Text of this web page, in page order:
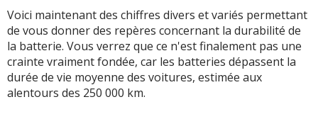
Voici maintenant des chiffres divers et variés permettant
de vous donner des repères concernant la durabilité de
la batterie. Vous verrez que ce n'est finalement pas une
crainte vraiment fondée, car les batteries dépassent la
durée de vie moyenne des voitures, estimée aux
alentours des 250 000 km.